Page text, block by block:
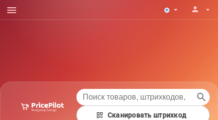
menu arrow_drop_down person arrow_drop_down
search
qr_code Сканировать штрихкод